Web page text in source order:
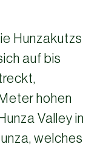
Hunzakutzs
auf bis
hohen
Valley in
welches